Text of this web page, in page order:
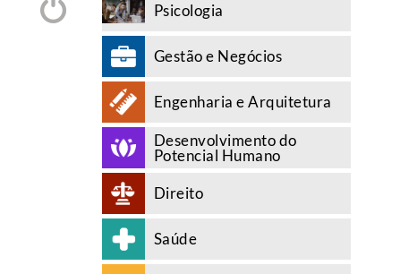
Psicologia
Gestão e Negócios
Engenharia e Arquitetura
Desenvolvimento do
Potencial Humano
Direito
Saúde